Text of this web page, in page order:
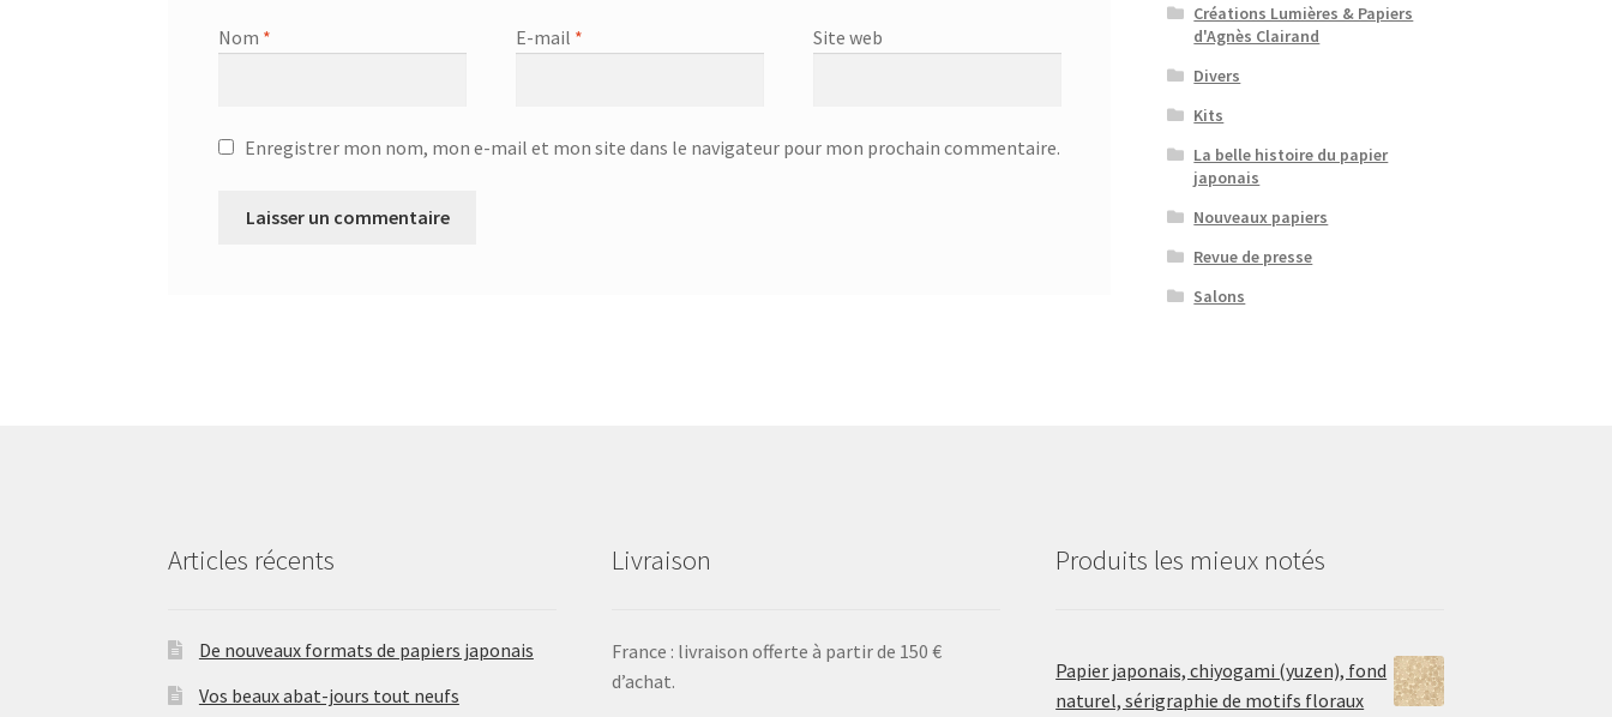
Nom * E-mail * Site web
Enregistrer mon nom, mon e-mail et mon site dans le navigateur pour mon prochain commentaire.
Créations Lumières & Papiers
d'Agnès Clairand
Divers
Kits
La belle histoire du papier
japonais
Nouveaux papiers
Revue de presse
Salons
Articles récents
De nouveaux formats de papiers japonais
Vos beaux abat-jours tout neufs
Livraison
France : livraison offerte à partir de 150 €
d’achat.
Produits les mieux notés
Papier japonais, chiyogami (yuzen), fond
naturel, sérigraphie de motifs floraux